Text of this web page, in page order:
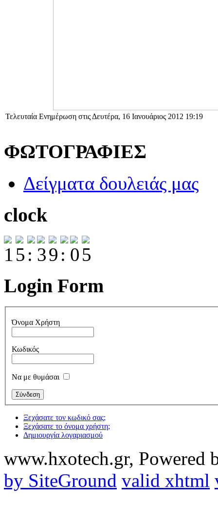
Τελευταία Ενημέρωση στις Δευτέρα, 16 Ιανουάριος 2012 19:19
ΦΩΤΟΓΡΑΦΙΕΣ
Δείγματα δουλειάς μας
clock
Login Form
Όνομα Χρήστη
Κωδικός
Να με θυμάσαι
Ξεχάσατε τον κωδικό σας;
Ξεχάσατε το όνομα χρήστη;
Δημιουργία λογαριασμού
www.hxotech.gr, Powered
by SiteGround valid xhtml